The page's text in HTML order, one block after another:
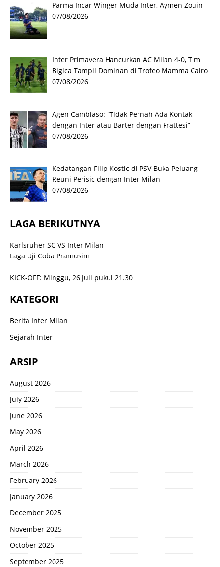
Parma Incar Winger Muda Inter, Aymen Zouin
07/08/2026
Inter Primavera Hancurkan AC Milan 4-0, Tim
Bigica Tampil Dominan di Trofeo Mamma Cairo
07/08/2026
Agen Cambiaso: “Tidak Pernah Ada Kontak
dengan Inter atau Barter dengan Frattesi”
07/08/2026
Kedatangan Filip Kostic di PSV Buka Peluang
Reuni Perisic dengan Inter Milan
07/08/2026
LAGA BERIKUTNYA
Karlsruher SC VS Inter Milan
Laga Uji Coba Pramusim
KICK-OFF: Minggu, 26 Juli pukul 21.30
KATEGORI
Berita Inter Milan
Sejarah Inter
ARSIP
August 2026
July 2026
June 2026
May 2026
April 2026
March 2026
February 2026
January 2026
December 2025
November 2025
October 2025
September 2025